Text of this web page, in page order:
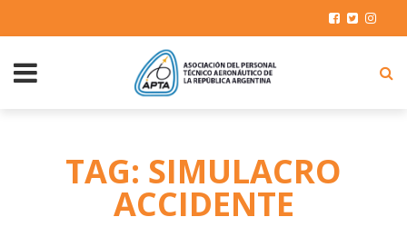
TAG: SIMULACRO
ACCIDENTE